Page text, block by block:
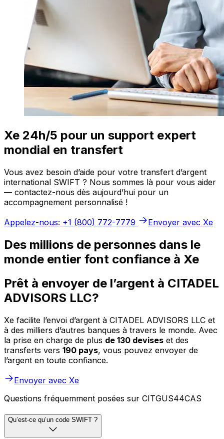
Xe 24h/5 pour un support expert
mondial en transfert
Vous avez besoin d’aide pour votre transfert d’argent
international SWIFT ? Nous sommes là pour vous aider
— contactez-nous dès aujourd’hui pour un
accompagnement personnalisé !
Appelez-nous: +1 (800) 772-7779
Envoyer avec Xe
Des millions de personnes dans le
monde entier font confiance à Xe
Prêt à envoyer de l’argent à CITADEL
ADVISORS LLC?
Xe facilite l’envoi d’argent à CITADEL ADVISORS LLC et
à des milliers d’autres banques à travers le monde. Avec
la prise en charge de plus de 130 devises et des
transferts vers 190 pays, vous pouvez envoyer de
l’argent en toute confiance.
Envoyer avec Xe
Questions fréquemment posées sur CITGUS44CAS
Qu’est-ce qu’un code SWIFT ?